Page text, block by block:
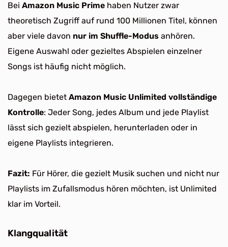
Bei Amazon Music Prime haben Nutzer zwar
theoretisch Zugriff auf rund 100 Millionen Titel, können
aber viele davon nur im Shuffle-Modus anhören.
Eigene Auswahl oder gezieltes Abspielen einzelner
Songs ist häufig nicht möglich.
Dagegen bietet Amazon Music Unlimited vollständige
Kontrolle: Jeder Song, jedes Album und jede Playlist
lässt sich gezielt abspielen, herunterladen oder in
eigene Playlists integrieren.
Fazit: Für Hörer, die gezielt Musik suchen und nicht nur
Playlists im Zufallsmodus hören möchten, ist Unlimited
klar im Vorteil.
Klangqualität